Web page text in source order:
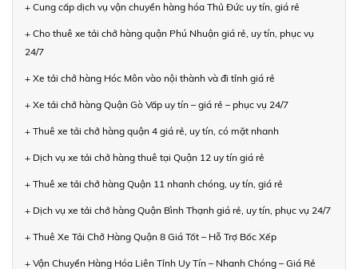
+ Cung cấp dịch vụ vận chuyển hàng hóa Thủ Đức uy tín, giá rẻ
+ Cho thuê xe tải chở hàng quận Phú Nhuận giá rẻ, uy tín, phục vụ
24/7
+ Xe tải chở hàng Hóc Môn vào nội thành và đi tỉnh giá rẻ
+ Xe tải chở hàng Quận Gò Vấp uy tín – giá rẻ – phục vụ 24/7
+ Thuê xe tải chở hàng quận 4 giá rẻ, uy tín, có mặt nhanh
+ Dịch vụ xe tải chở hàng thuê tại Quận 12 uy tín giá rẻ
+ Thuê xe tải chở hàng Quận 11 nhanh chóng, uy tín, giá rẻ
+ Dịch vụ xe tải chở hàng Quận Bình Thạnh giá rẻ, uy tín, phục vụ 24/7
+ Thuê Xe Tải Chở Hàng Quận 8 Giá Tốt – Hỗ Trợ Bốc Xếp
+ Vận Chuyển Hàng Hóa Liên Tỉnh Uy Tín – Nhanh Chóng – Giá Rẻ